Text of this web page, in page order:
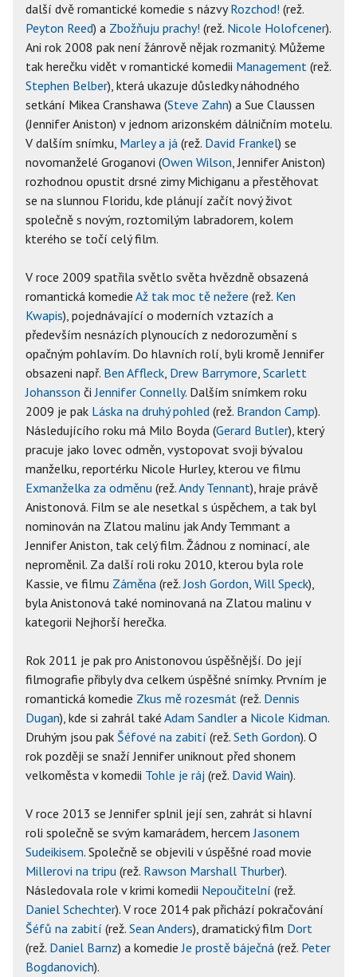
další dvě romantické komedie s názvyRozchod! (rež.
Peyton Reed) a Zbožňuju prachy! (rež. Nicole Holofcener).
Ani rok 2008 pak není žánrově nějak rozmanitý. Můžeme
tak herečku vidět v romantické komedii Management (rež.
Stephen Belber), která ukazuje důsledky náhodného
setkání Mikea Cranshawa (Steve Zahn) a Sue Claussen
(Jennifer Aniston) v jednom arizonském dálničním motelu.
V dalším snímku, Marley a já (rež. David Frankel) se
novomanželé Groganovi (Owen Wilson, Jennifer Aniston)
rozhodnou opustit drsné zimy Michiganu a přestěhovat
se na slunnou Floridu, kde plánují začít nový život
společně s novým, roztomilým labradorem, kolem
kterého se točí celý film.
V roce 2009 spatřila světlo světa hvězdně obsazená
romantická komedie Až tak moc tě nežere (rež. Ken
Kwapis), pojednávající o moderních vztazích a
především nesnázích plynoucích z nedorozumění s
opačným pohlavím. Do hlavních rolí, byli kromě Jennifer
obsazeni např. Ben Affleck, Drew Barrymore, Scarlett
Johansson čiJennifer Connelly. Dalším snímkem roku
2009 je pak Láska na druhý pohled (rež. Brandon Camp).
Následujícího roku má Milo Boyda (Gerard Butler), který
pracuje jako lovec odměn, vystopovat svoji bývalou
manželku, reportérku Nicole Hurley, kterou ve filmu
Exmanželka za odměnu (rež.Andy Tennant), hraje právě
Anistonová. Film se ale nesetkal s úspěchem, a tak byl
nominován na Zlatou malinu jak Andy Temmant a
Jennifer Aniston, tak celý film. Žádnou z nominací, ale
neproměnil. Za další roli roku 2010, kterou byla role
Kassie, ve filmu Záměna (rež.Josh Gordon, Will Speck),
byla Anistonová také nominovaná na Zlatou malinu v
kategorii Nejhorší herečka.
Rok 2011 je pak pro Anistonovou úspěšnější. Do její
filmografie přibyly dva celkem úspěšné snímky. Prvním je
romantická komedie Zkus mě rozesmát (rež. Dennis
Dugan), kde si zahrál také Adam Sandler a Nicole Kidman.
Druhým jsou pak Šéfové na zabití (rež. Seth Gordon). O
rok později se snaží Jennifer uniknout před shonem
velkoměsta v komedii Tohle je ráj (rež. David Wain).
V roce 2013 se Jennifer splnil její sen, zahrát si hlavní
roli společně se svým kamarádem, hercemJasonem
Sudeikisem. Společně se objevili v úspěšné road movie
Millerovi na tripu (rež. Rawson Marshall Thurber).
Následovala role v krimi komedii Nepoučitelní (rež.
Daniel Schechter). V roce 2014 pak přichází pokračování
Šéfů na zabití (rež. Sean Anders), dramatický film Dort
(rež. Daniel Barnz) a komedieJe prostě báječná (rež. Peter
Bogdanovich).